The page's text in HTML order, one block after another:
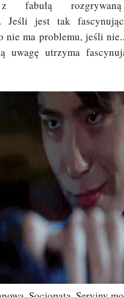
fabułą
Jeśli jest tak
nie ma problemu, jeśli
uwagę utrzyma